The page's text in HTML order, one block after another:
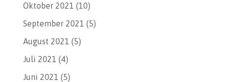
Oktober 2021 (10)
September 2021 (5)
August 2021 (5)
Juli 2021 (4)
Juni 2021 (5)